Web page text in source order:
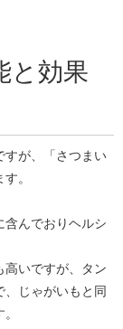
と効果
すが、「さつまい
。
含んでおりヘルシ
高いですが、タン
じゃがいもと同